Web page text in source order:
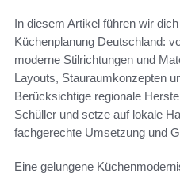
In diesem Artikel führen wir
Küchenplanung Deutschland:
moderne Stilrichtungen und
Layouts, Stauraumkonzepten
Berücksichtige regionale
Schüller und setze auf lokale
fachgerechte Umsetzung und
Eine gelungene